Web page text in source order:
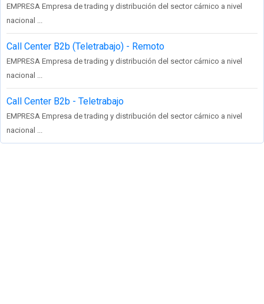
EMPRESA Empresa de trading y distribución del sector cárnico a nivel
nacional ...
Call Center B2b (Teletrabajo) - Remoto
EMPRESA Empresa de trading y distribución del sector cárnico a nivel
nacional ...
Call Center B2b - Teletrabajo
EMPRESA Empresa de trading y distribución del sector cárnico a nivel
nacional ...